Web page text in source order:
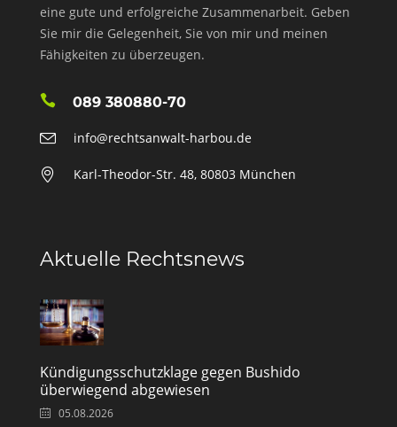
eine gute und erfolgreiche Zusammenarbeit. Geben
Sie mir die Gelegenheit, Sie von mir und meinen
Fähigkeiten zu überzeugen.
089 380880-70
info@rechtsanwalt-harbou.de
Karl-Theodor-Str. 48, 80803 München
Aktuelle Rechtsnews
Kündigungsschutzklage gegen Bushido
überwiegend abgewiesen
05.08.2026